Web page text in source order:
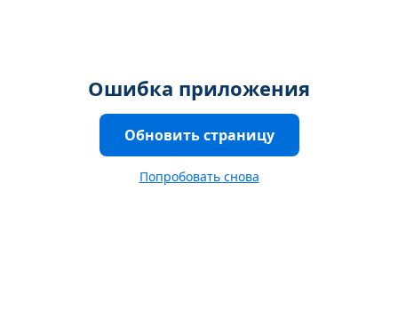
Ошибка приложения
Обновить страницу
Попробовать снова